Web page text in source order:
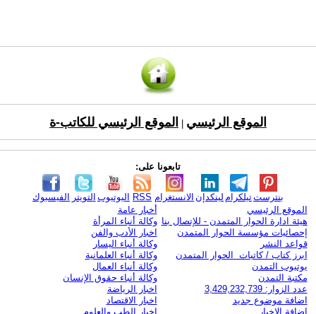
الموقع الرئيسي الموقع الرئيسي للكاتب-ة
تابعونا على:
الفيسبوك التويتر اليوتيوب RSS الانستغرام لينكدإن تيلكرامبنترست
الموقع الرئيسي
هيئة ادارة الحوار المتمدن - للإتصال بنا
إحصائيات مؤسسة الحوار المتمدن
قواعد النشر
ابرز كتاب / كاتبات الحوار المتمدن
يوتيوب التمدن
مكتبة التمدن
عدد الزوار: 3,429,232,739
اضافة موضوع جديد
اضافة الاخبار
أخبار عامة
وكالة أنباء المرأة
اخبار الأدب والفن
وكالة أنباء اليسار
وكالة أنباء العلمانية
وكالة أنباء العمال
وكالة أنباء حقوق الإنسان
اخبار الرياضة
اخبار الاقتصاد
اخبار الطب والعلوم